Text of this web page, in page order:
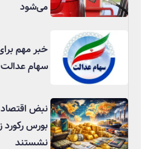
می‌شود
خبر مهم
سهام عدالت
بورس
نشستند